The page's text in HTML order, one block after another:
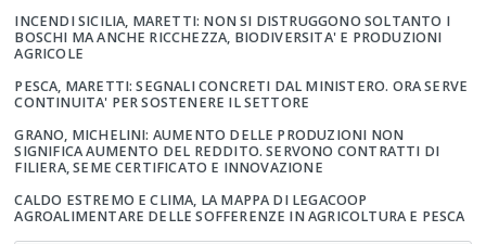
INCENDI SICILIA, MARETTI: NON SI DISTRUGGONO SOLTANTO I
BOSCHI MA ANCHE RICCHEZZA, BIODIVERSITA' E PRODUZIONI
AGRICOLE
PESCA, MARETTI: SEGNALI CONCRETI DAL MINISTERO. ORA SERVE
CONTINUITA' PER SOSTENERE IL SETTORE
GRANO, MICHELINI: AUMENTO DELLE PRODUZIONI NON
SIGNIFICA AUMENTO DEL REDDITO. SERVONO CONTRATTI DI
FILIERA, SEME CERTIFICATO E INNOVAZIONE
CALDO ESTREMO E CLIMA, LA MAPPA DI LEGACOOP
AGROALIMENTARE DELLE SOFFERENZE IN AGRICOLTURA E PESCA